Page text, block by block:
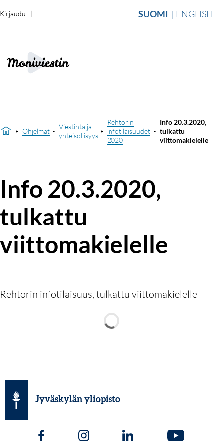
SUOMI ENGLISH
Kirjaudu
Ohjelmat
Viestintä ja
yhteisöllisyys
Rehtorin
infotilaisuudet
2020
Info 20.3.2020,
tulkattu
viittomakielelle
Info 20.3.2020,
tulkattu
viittomakielelle
Rehtorin infotilaisuus, tulkattu viittomakielelle
Jyväskylän yliopisto